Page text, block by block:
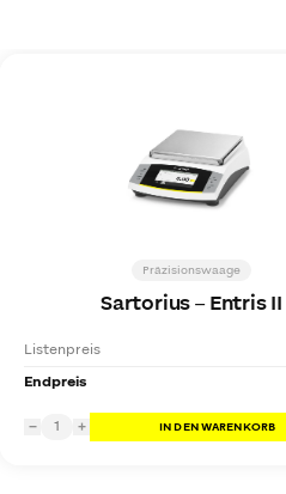
Präzisionswaage
Sartorius–Entris II
Listenpreis
Endpreis
− 1 + IN DEN WARENKORB